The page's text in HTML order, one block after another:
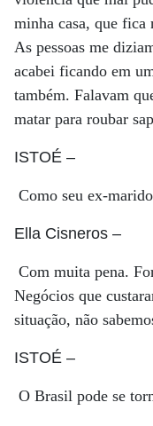
minha casa, que fica
As pessoas me
acabei ficando em
também. Falavam
matar para roubar
ISTOÉ –
Como seu ex-
Ella Cisneros –
Com muita pena.
Negócios que
situação, não
ISTOÉ –
O Brasil pode se